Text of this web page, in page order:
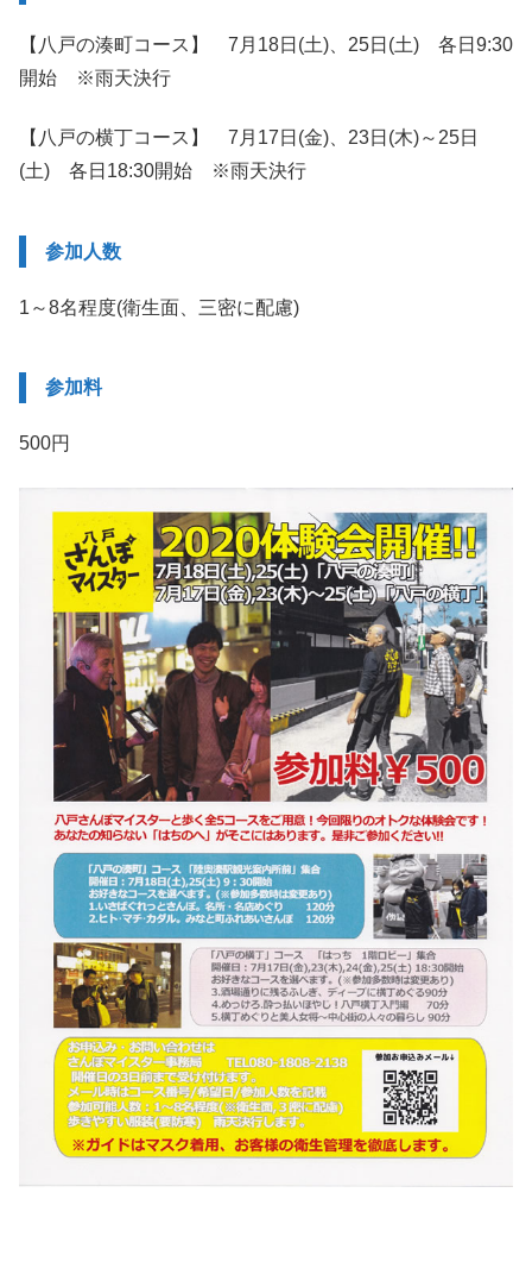
【八戸の湊町コース】 7月18日(土)、25日(土) 各日9:30
開始 ※雨天決行
【八戸の横丁コース】 7月17日(金)、23日(木)～25日
(土) 各日18:30開始 ※雨天決行
参加人数
1～8名程度(衛生面、三密に配慮)
参加料
500円